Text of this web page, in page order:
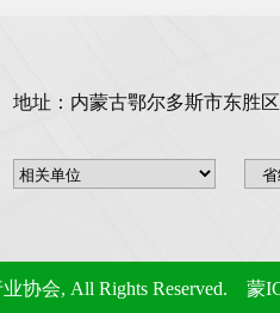
地址：内蒙古鄂尔多斯市东胜
业协会, All Rights Reserved.